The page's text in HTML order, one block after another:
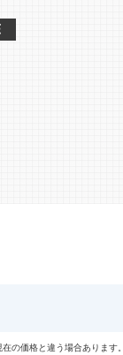
の価格と違う場合あります。